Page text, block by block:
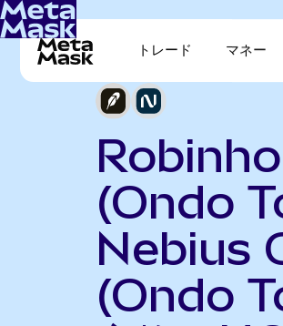
トレード マネー
(Ondo
Nebius
(Ondo